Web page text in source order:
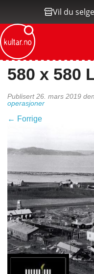
Vil du
580 x 580
Publisert26. mars 2019 den
operasjoner
← Forrige